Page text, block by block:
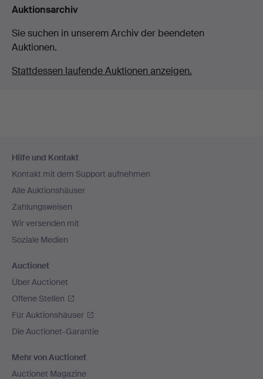
Auktionsarchiv
Sie suchen in unserem Archiv der beendeten
Auktionen.
Stattdessen laufende Auktionen anzeigen.
Navigation
Hilfe und Kontakt
Kontakt mit dem Support aufnehmen
Alle Auktionshäuser
Zahlungsweisen
Wir versenden mit
Soziale Medien
Auctionet
Über Auctionet
Offene Stellen
Für Auktionshäuser
Die Auctionet-Garantie
Mehr von Auctionet
Auctionet Magazine